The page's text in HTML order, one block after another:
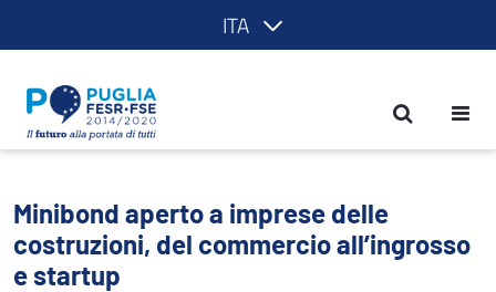
ITA
Minibond aperto a imprese delle
Minibond aperto a imprese delle
costruzioni, del commercio all’ingrosso
e startup